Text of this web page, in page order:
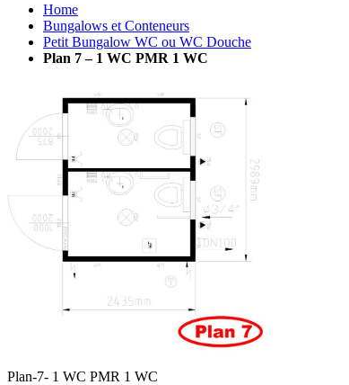
Home
Bungalows et Conteneurs
Petit Bungalow WC ou WC Douche
Plan 7 – 1 WC PMR 1 WC
Plan-7- 1 WC PMR 1 WC